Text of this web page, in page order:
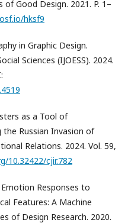
Good Design. 2021. P. 1–
hksf9
in Graphic Design.
Sciences (IJOESS). 2024.
as a Tool of
Russian Invasion of
Relations. 2024. Vol. 59,
10.32422/cjir.782
Emotion Responses to
Features: A Machine
of Design Research. 2020.